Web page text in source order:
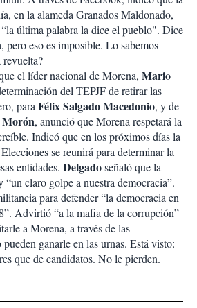
en la alameda Granados Maldonado,
última palabra la dice el pueblo". Dice
pero eso es imposible. Lo sabemos
revuelta?
el líder nacional de Morena, Mario
del TEPJF de retirar las
para Félix Salgado Macedonio, y de
, anunció que Morena respetará la
Indicó que en los próximos días la
se reunirá para determinar la
entidades. Delgadoseñaló que la
claro golpe a nuestra democracia”.
para defender “la democracia en
Advirtió “a la mafia de la corrupción”
a Morena, a través de las
ganarle en las urnas. Está visto:
que de candidatos. No le pierden.